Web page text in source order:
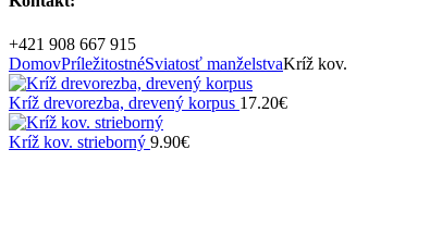
+421 908 667 915
DomovPríležitostnéSviatosť manželstvaKríž kov.
Kríž drevorezba, drevený korpus 17.20€
Kríž kov. strieborný 9.90€